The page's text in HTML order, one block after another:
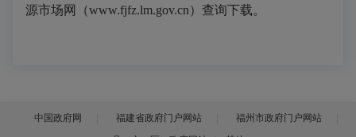
源市场网（www.fjfz.lm.gov.cn）查询下载。
中国政府网 福建省政府门户网站
福州市政府门户网站